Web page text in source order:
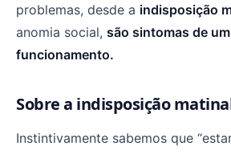
problemas, desde a indisposição
anomia social, são sintomas de
funcionamento.
Sobre a indisposição
Instintivamente sabemos que